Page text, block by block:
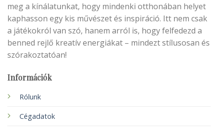
meg a kínálatunkat, hogy mindenki otthonában helyet
kaphasson egy kis művészet és inspiráció. Itt nem csak
a játékokról van szó, hanem arról is, hogy felfedezd a
benned rejlő kreatív energiákat – mindezt stílusosan és
szórakoztatóan!
Információk
Rólunk
Cégadatok